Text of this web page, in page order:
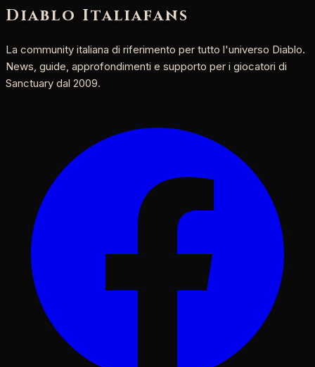
Diablo Italiafans
La community italiana di riferimento per tutto l'universo Diablo.
News, guide, approfondimenti e supporto per i giocatori di
Sanctuary dal 2009.